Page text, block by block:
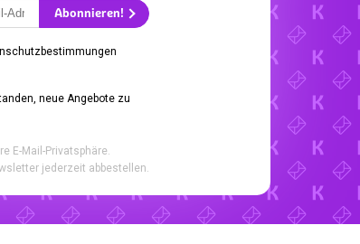
Abonnieren!
neue Angebote zu
E-Mail-Privatsphäre.
jederzeit abbestellen.